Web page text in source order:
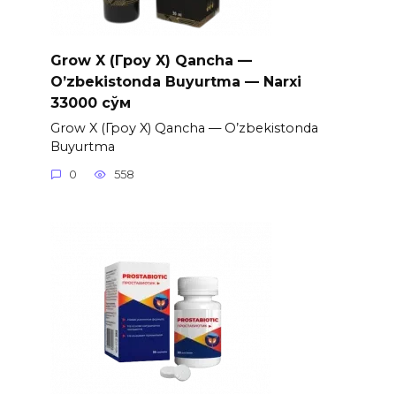
Grow X (Гроу X) Qancha —
O’zbekistonda Buyurtma — Narxi
33000 сўм
Grow X (Гроу X) Qancha — O’zbekistonda
Buyurtma
0 558